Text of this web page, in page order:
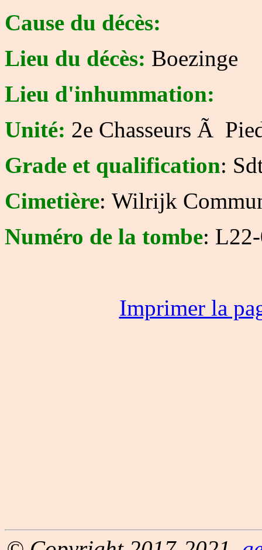
Cause du décès:
Lieu du décès: Boezinge
Lieu d'inhummation:
Unité: 2e Chasseurs Ã
Grade et qualification:
Cimetière: Wilrijk
Numéro de la tombe:
Imprimer la